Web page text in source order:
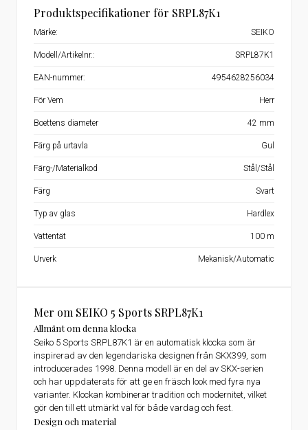
Mer om SEIKO 5 Sports SRPL87K1
Allmänt om denna klocka
Seiko 5 Sports SRPL87K1 är en automatisk klocka som är
inspirerad av den legendariska designen från SKX399, som
introducerades 1998. Denna modell är en del av SKX-serien
och har uppdaterats för att ge en fräsch look med fyra nya
varianter. Klockan kombinerar tradition och modernitet, vilket
gör den till ett utmärkt val för både vardag och fest.
Design och material
Produktspecifikationer för SRPL87K1
Märke: SEIKO
Modell/Artikelnr.: SRPL87K1
EAN-nummer: 4954628256034
För Vem Herr
Boettens diameter 42 mm
Färg på urtavla Gul
Färg-/Materialkod Stål/Stål
Färg Svart
Typ av glas Hardlex
Vattentät 100 m
Urverk Mekanisk/Automatic